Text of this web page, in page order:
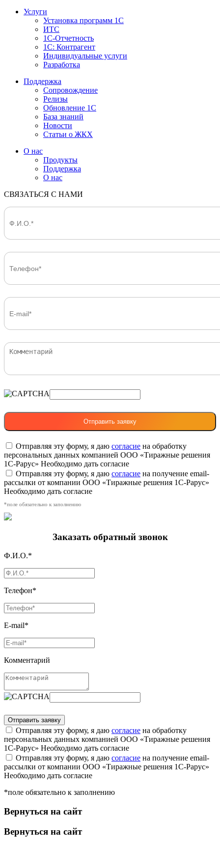
Услуги
Установка программ 1С
ИТС
1С-Отчетность
1С: Контрагент
Индивидуальные услуги
Разработка
Поддержка
Сопровождение
Релизы
Обновление 1С
База знаний
Новости
Статьи о ЖКХ
О нас
Продукты
Поддержка
О нас
СВЯЗАТЬСЯ С НАМИ
Отправляя эту форму, я даю согласие на обработку
персональных данных компанией ООО «Тиражные решения
1С-Рарус» Необходимо дать согласие
Отправляя эту форму, я даю согласие на получение email-
рассылки от компании ООО «Тиражные решения 1С-Рарус»
Необходимо дать согласие
*поле обязательно к заполнению
Заказать обратный звонок
Ф.И.О.*
Телефон*
E-mail*
Комментарий
Отправляя эту форму, я даю согласие на обработку
персональных данных компанией ООО «Тиражные решения
1С-Рарус» Необходимо дать согласие
Отправляя эту форму, я даю согласие на получение email-
рассылки от компании ООО «Тиражные решения 1С-Рарус»
Необходимо дать согласие
*поле обязательно к заполнению
Вернуться на сайт
Вернуться на сайт